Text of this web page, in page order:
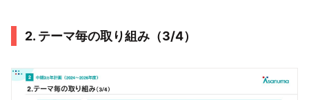
2. テーマ毎の取り組み（3/4）